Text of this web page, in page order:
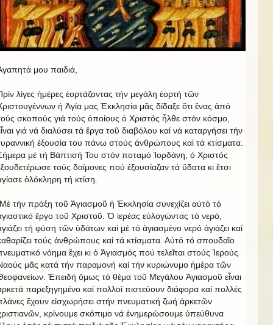
μου παιδιά,
λίγες ἡμέρες ἐορτάζοντας τήν μεγάλη ἑορτή τῶν
ἡ Ἁγία μας Ἐκκλησία μᾶς δίδαξε ὅτι ἕνας ἀπό
σκοπούς γιά τούς ὁποίους ὁ Χριστός ἦλθε στόν κόσμο,
γιά νά διαλύσει τά ἔργα τοῦ διαβόλου καί νά καταργήσει τήν
ἐξουσία του πάνω στούς ἀνθρώπους καί τά κτίσματα.
μέ τή Βάπτισή Του στόν ποταμό Ἰορδάνη, ὁ Χριστός
τούς δαίμονες πού ἐξουσίαζαν τά ὕδατα κι ἔτσι
ὁλόκληρη τή κτίση.
τήν πράξη τοῦ Ἁγιασμοῦ ἡ Ἐκκλησία συνεχίζει αὐτό τό
ἔργο τοῦ Χριστοῦ. Ὁ ἱερέας εὐλογώντας τό νερό,
τή φύση τῶν ὑδάτων καί μέ τό ἁγιασμένο νερό ἁγιάζει καί
τούς ἀνθρώπους καί τά κτίσματα. Αὐτό τό σπουδαῖο
νόημα ἔχει κι ὁ Ἁγιασμός πού τελεῖται στούς Ἱερούς
μᾶς κατά τήν παραμονή καί τήν κυριώνυμο ἡμέρα τῶν
Ἐπειδή ὅμως τό θέμα τοῦ Μεγάλου Ἁγιασμοῦ εἶναι
παρεξηγημένο καί πολλοί πιστεύουν διάφορα καί πολλές
ἔχουν εἰσχωρήσει στήν πνευματική ζωή ἀρκετῶν
κρίνουμε σκόπιμο νά ἐνημερώσουμε ὑπεύθυνα